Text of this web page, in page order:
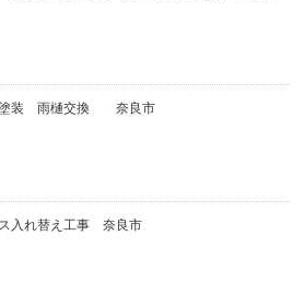
塗装 雨樋交換 奈良市
入れ替え工事 奈良市